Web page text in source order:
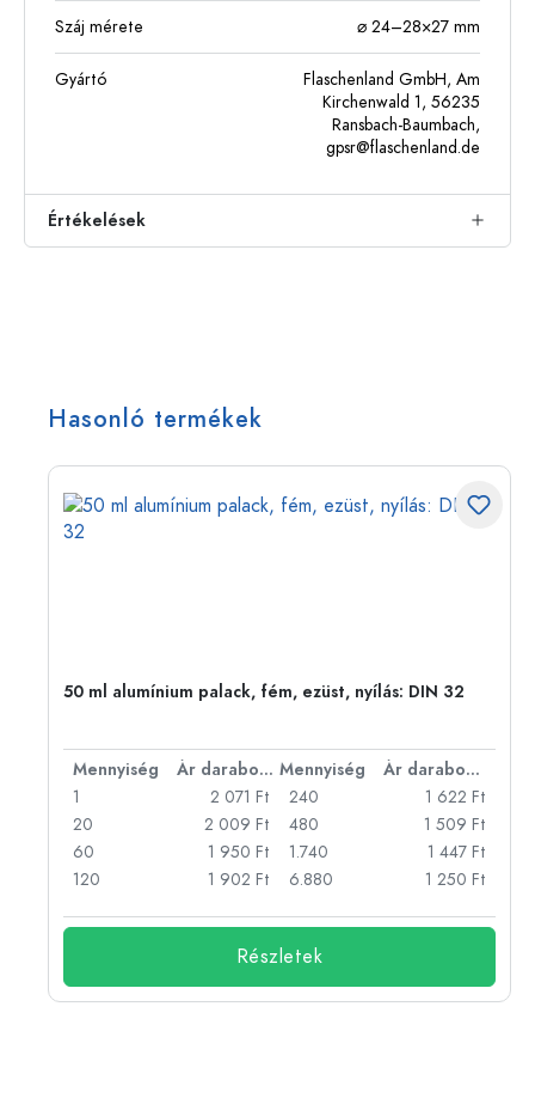
Száj mérete ⌀ 24–28×27 mm
Gyártó
Flaschenland GmbH, Am
Kirchenwald 1, 56235
Ransbach-Baumbach,
gpsr@flaschenland.de
Értékelések
Hasonló termékek
50 ml alumínium palack, fém, ezüst, nyílás: DIN 32
Mennyiség Ár darabonként Mennyiség
Ár darabonként
1
2 071 Ft
20
2 009 Ft
60
1 950 Ft
120
1 902 Ft
240
1 622 Ft
480
1 509 Ft
1.740
1 447 Ft
6.880
1 250 Ft
Részletek